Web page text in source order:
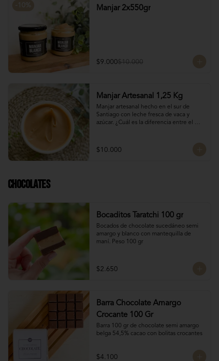
Manjar 2x550gr
$9.000$10.000
Manjar Artesanal 1,25 Kg
Manjar artesanal hecho en el sur de
Santiago con leche fresca de vaca y
azúcar. ¿Cuál es la diferencia entre el
El manjar tradicional, al tener mayor
tiempo de cocción tiene un sabor más
$10.000
Chocolates
Bocaditos Taratchi 100 gr
Bocados de chocolate sucedáneo semi
amargo y blanco con mantequilla de
maní. Peso 100 gr
$2.650
Barra Chocolate Amargo
Crocante 100 Gr
Barra 100 gr de chocolate semi amargo
belga 54,5% cacao con bolitas crocantes
$4.100